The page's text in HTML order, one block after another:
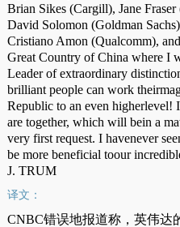
Brian Sikes (Cargill), Jane
David Solomon (Goldman
Cristiano Amon (Qualcomm),
Great Country of China where I
Leader of extraordinary
brilliant people can work
Republic to an even higherlevel!
are together, which will bein a
very first request. I havenever
be more beneficial toour
J. TRUM
译文：
CNBC错误地报道称，英伟达